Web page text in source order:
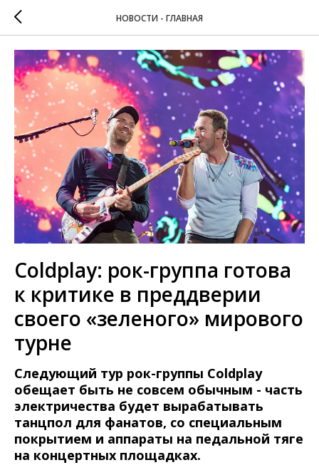
НОВОСТИ - ГЛАВНАЯ
Coldplay: рок-группа готова
к критике в преддверии
своего «зеленого» мирового
турне
Следующий тур рок-группы Coldplay
обещает быть не совсем обычным - часть
электричества будет вырабатывать
танцпол для фанатов, со специальным
покрытием и аппараты на педальной тяге
на концертных площадках.